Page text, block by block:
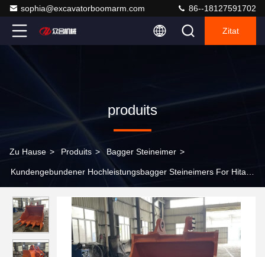
sophia@excavatorboomarm.com 86--18127591702
Zitat
produits
Zu Hause > Produits > Bagger Steineimer >
Kundengebundener Hochleistungsbagger Steineimers For Hitachi